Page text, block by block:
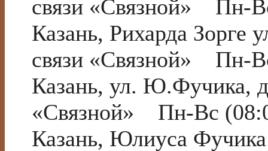
связи «Связной» Пн-
Казань, Рихарда
связи «Связной» Пн-
Казань, ул. Ю.Фучика,
«Связной» Пн-Вс
Казань, Юлиуса